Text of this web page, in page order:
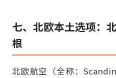
七、北欧本土选项：
根
北欧航空（全称：